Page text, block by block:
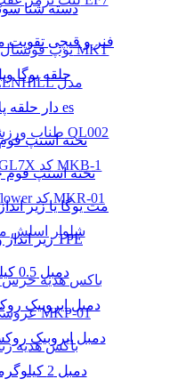
توپ فوتسال مولتن مدل 0016 کد MKT
طناب ورزشی شماره انداز مدل QL002
توپ بسکتبال مدل GL7X کد MKB-1
روسری زنانه مدل flower کد MKR-01
شلوار اسلش
باکس هدیه خرس
عروسک دختر پسر مدل MKP-01
باکس هدیه
دسته شنا
فنر و قیچی تقویت مچ دست
حلقه یوگا
دار حلقه پلاستیکی نشکن es
تخته استپ
تخته استپ فوم چهار
مت یوگا یا زیر
زیر انداز ورزشی یوگا مت TPE
دمبل 0.5 کیلوگرمی بانوان
دمبل ایروبیک روکش‌ دار 1
دمبل ایروبیک روکش‌ دار
دمبل 2 کیلوگرمی ایروبیک بانوان